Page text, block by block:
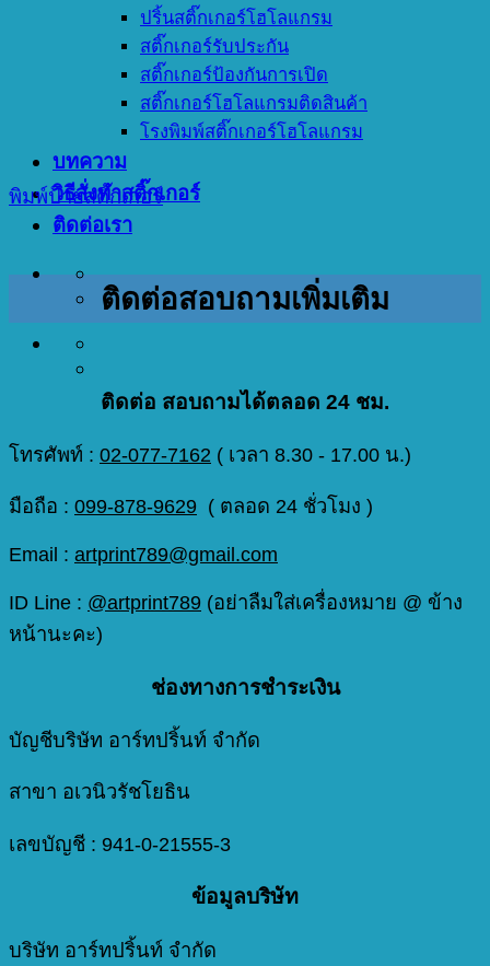
ปริ้นสติ๊กเกอร์โฮโลแกรม
สติ๊กเกอร์รับประกัน
สติ๊กเกอร์ป้องกันการเปิด
สติ๊กเกอร์โฮโลแกรมติดสินค้า
โรงพิมพ์สติ๊กเกอร์โฮโลแกรม
บทความ
วิธีสั่งทำสติ๊กเกอร์
ติดต่อเรา
พิมพ์ป้ายสติ๊กเกอร์
ติดต่อสอบถามเพิ่มเติม
ติดต่อ สอบถามได้ตลอด 24 ชม.
โทรศัพท์ : 02-077-7162 ( เวลา 8.30 - 17.00 น.)
มือถือ : 099-878-9629 ( ตลอด 24 ชั่วโมง )
Email : artprint789@gmail.com
ID Line : @artprint789 (อย่าลืมใส่เครื่องหมาย @ ข้าง
หน้านะคะ)
ช่องทางการชำระเงิน
บัญชีบริษัท อาร์ทปริ้นท์ จำกัด
สาขา อเวนิวรัชโยธิน
เลขบัญชี : 941-0-21555-3
ข้อมูลบริษัท
บริษัท อาร์ทปริ้นท์ จำกัด